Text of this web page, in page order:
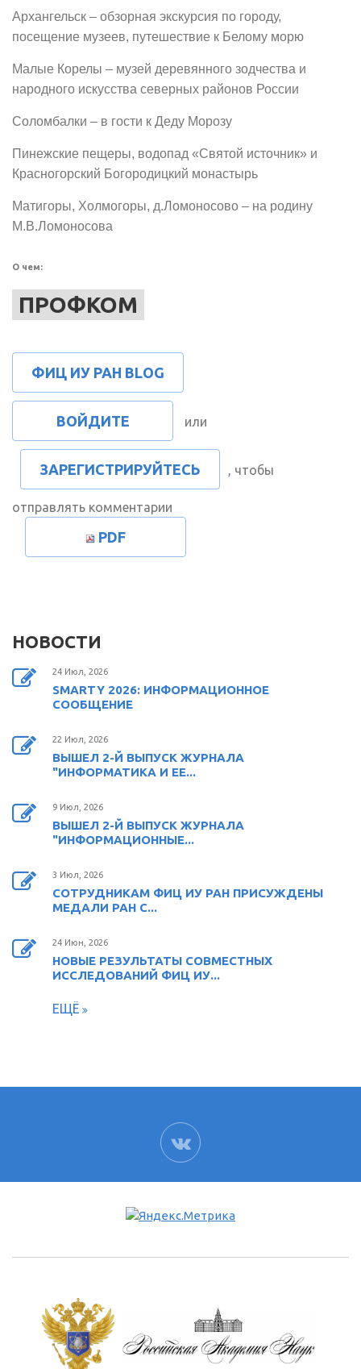
Архангельск – обзорная экскурсия по городу,
посещение музеев, путешествие к Белому морю
Малые Корелы – музей деревянного зодчества и
народного искусства северных районов России
Соломбалки – в гости к Деду Морозу
Пинежские пещеры, водопад «Святой источник» и
Красногорский Богородицкий монастырь
Матигоры, Холмогоры, д.Ломоносово – на родину
М.В.Ломоносова
О чем:
ПРОФКОМ
ФИЦ ИУ РАН BLOG
ВОЙДИТЕ или
ЗАРЕГИСТРИРУЙТЕСЬ , чтобы
отправлять комментарии
PDF
НОВОСТИ
24 Июл, 2026
SMARTY 2026: ИНФОРМАЦИОННОЕ
СООБЩЕНИЕ
22 Июл, 2026
ВЫШЕЛ 2-Й ВЫПУСК ЖУРНАЛА
"ИНФОРМАТИКА И ЕЕ...
9 Июл, 2026
ВЫШЕЛ 2-Й ВЫПУСК ЖУРНАЛА
"ИНФОРМАЦИОННЫЕ...
3 Июл, 2026
СОТРУДНИКАМ ФИЦ ИУ РАН ПРИСУЖДЕНЫ
МЕДАЛИ РАН С...
24 Июн, 2026
НОВЫЕ РЕЗУЛЬТАТЫ СОВМЕСТНЫХ
ИССЛЕДОВАНИЙ ФИЦ ИУ...
ЕЩЁ
ВК